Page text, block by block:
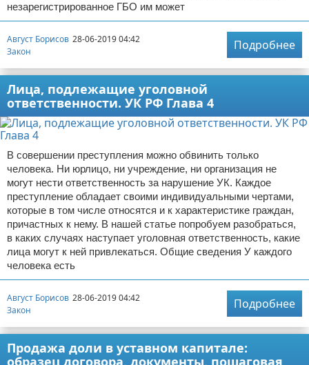
незарегистрированное ГБО им может
Август Борисов 28-06-2019 04:42
Закон
Подробнее
Лица, подлежащие уголовной
ответственности. УК РФ Глава 4
В совершении преступления можно обвинить только
человека. Ни юрлицо, ни учреждение, ни организация не
могут нести ответственность за нарушение УК. Каждое
преступление обладает своими индивидуальными чертами,
которые в том числе относятся и к характеристике граждан,
причастных к нему. В нашей статье попробуем разобраться,
в каких случаях наступает уголовная ответственность, какие
лица могут к ней привлекаться. Общие сведения У каждого
человека есть
Август Борисов 28-06-2019 04:42
Закон
Подробнее
Продажа доли в уставном капитале:
образец договора, документы, пошаговая